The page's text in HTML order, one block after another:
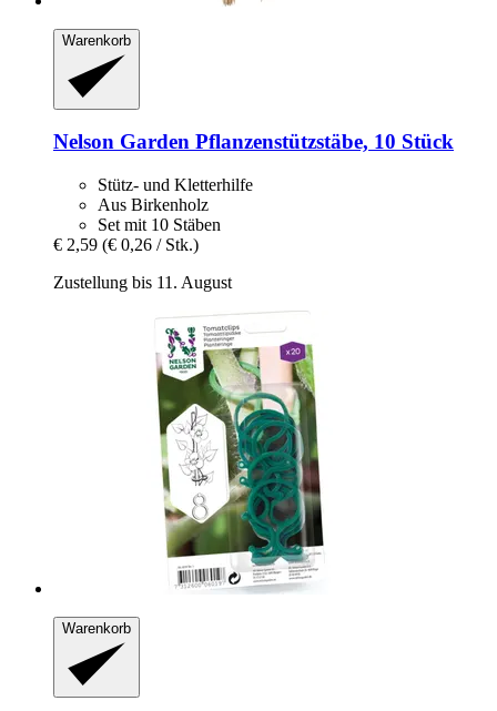
Warenkorb
Nelson Garden Pflanzenstützstäbe, 10 Stück
Stütz- und Kletterhilfe
Aus Birkenholz
Set mit 10 Stäben
€ 2,59 (€ 0,26 / Stk.)
Zustellung bis 11. August
Warenkorb